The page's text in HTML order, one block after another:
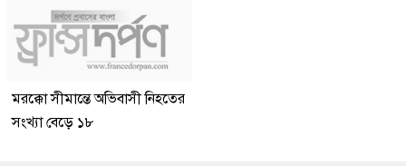
মরক্কো সীমান্তে অভিবাসী নিহতের
সংখ্যা বেড়ে ১৮